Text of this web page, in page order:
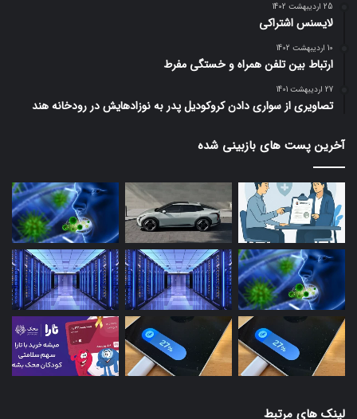
25 اردیبهشت 1402
لایسنس اشتراکی
10 اردیبهشت 1402
ارتباط بین تلفن همراه و خستگی مفرط
27 اردیبهشت 1401
تصاویری از سواری دادن کروکودیل پدر به نوزادهایش در رودخانه هند
آخرین پست های بازبینی شده
لینک های مرتبط